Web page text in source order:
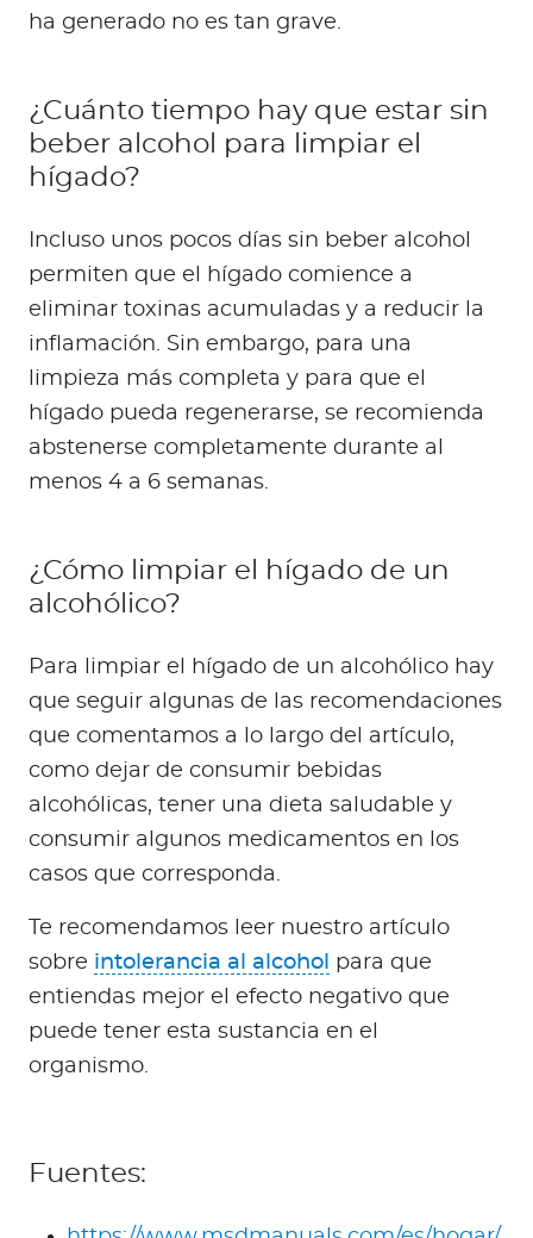
ha generado no es tan grave.
¿Cuánto tiempo hay que estar sin
beber alcohol para limpiar el
hígado?
Incluso unos pocos días sin beber alcohol
permiten que el hígado comience a
eliminar toxinas acumuladas y a reducir la
inflamación. Sin embargo, para una
limpieza más completa y para que el
hígado pueda regenerarse, se recomienda
abstenerse completamente durante al
menos 4 a 6 semanas.
¿Cómo limpiar el hígado de un
alcohólico?
Para limpiar el hígado de un alcohólico hay
que seguir algunas de las recomendaciones
que comentamos a lo largo del artículo,
como dejar de consumir bebidas
alcohólicas, tener una dieta saludable y
consumir algunos medicamentos en los
casos que corresponda.
Te recomendamos leer nuestro artículo
sobre intolerancia al alcohol
para que
entiendas mejor el efecto negativo que
puede tener esta sustancia en el
organismo.
Fuentes: